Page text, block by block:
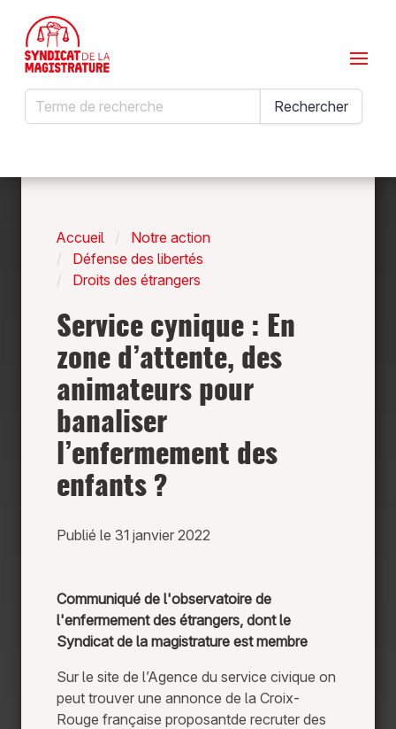
Menu
Rechercher
Rechercher
Accueil
Notre action
Défense des libertés
Droits des étrangers
Service cynique : En
zone d’attente, des
animateurs pour
banaliser
l’enfermement des
enfants ?
Publié le 31 janvier 2022
Communiqué de l'observatoire de
l'enfermement des étrangers, dont le
Syndicat de la magistrature est membre
Sur le site de l’Agence du service civique on
peut trouver une annonce de la Croix-
Rouge française proposantde recruter des